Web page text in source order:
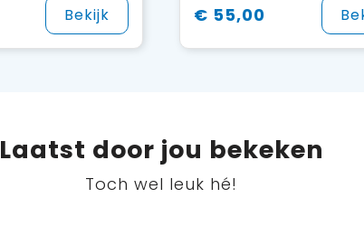
Bekijk € 55,00
Laatst door jou bekeken
Toch wel leuk hé!